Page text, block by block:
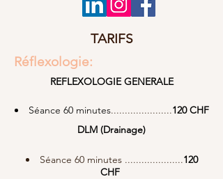
TARIFS
Réflexologie:
REFLEXOLOGIE GENERALE
Séance 60 minutes......................120 CHF
DLM (Drainage)
Séance 60 minutes .....................120
CHF